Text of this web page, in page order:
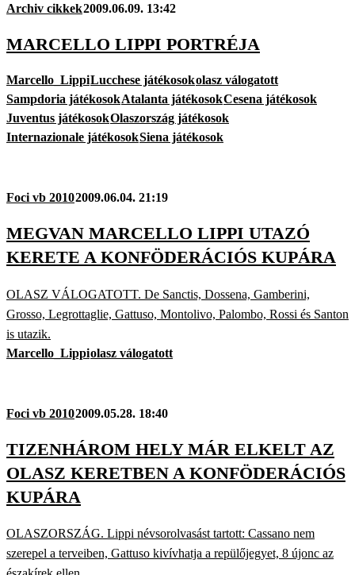
Archiv cikkek2009.06.09. 13:42
MARCELLO LIPPI PORTRÉJA
Marcello_LippiLucchese játékosokolasz válogatott
Sampdoria játékosokAtalanta játékosokCesena játékosok
Juventus játékosokOlaszország játékosok
Internazionale játékosokSiena játékosok
Foci vb 20102009.06.04. 21:19
MEGVAN MARCELLO LIPPI UTAZÓ
KERETE A KONFÖDERÁCIÓS KUPÁRA
OLASZ VÁLOGATOTT. De Sanctis, Dossena, Gamberini,
Grosso, Legrottaglie, Gattuso, Montolivo, Palombo, Rossi és Santon
is utazik.
Marcello_Lippiolasz válogatott
Foci vb 20102009.05.28. 18:40
TIZENHÁROM HELY MÁR ELKELT AZ
OLASZ KERETBEN A KONFÖDERÁCIÓS
KUPÁRA
OLASZORSZÁG. Lippi névsorolvasást tartott: Cassano nem
szerepel a terveiben, Gattuso kivívhatja a repülőjegyet, 8 újonc az